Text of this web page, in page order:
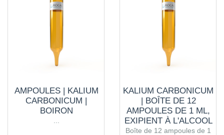
AMPOULES | KALIUM
CARBONICUM |
BOIRON
KALIUM CARBONICUM
| BOÎTE DE 12
AMPOULES DE 1 ML,
EXIPIENT À L'ALCOOL
Boîte de 12 ampoules de 1